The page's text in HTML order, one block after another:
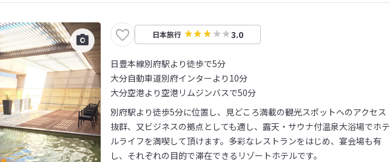
日本旅行 3.0
日豊本線別府駅より徒歩で5分
大分自動車道別府インターより10分
大分空港より空港リムジンバスで50分
別府駅より徒歩5分に位置し、見どころ満載の観光スポットへのアクセス
抜群、又ビジネスの拠点としても適し、露天・サウナ付温泉大浴場でホテ
ルライフを満喫して頂けます。多彩なレストランをはじめ、宴会場も有
し、それぞれの目的で滞在できるリゾートホテルです。